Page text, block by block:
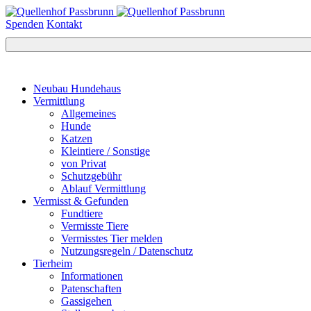
Spenden Kontakt
Neubau Hundehaus
Vermittlung
Allgemeines
Hunde
Katzen
Kleintiere / Sonstige
von Privat
Schutzgebühr
Ablauf Vermittlung
Vermisst & Gefunden
Fundtiere
Vermisste Tiere
Vermisstes Tier melden
Nutzungsregeln / Datenschutz
Tierheim
Informationen
Patenschaften
Gassigehen